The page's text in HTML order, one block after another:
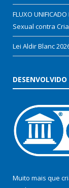
FLUXO
Sexual contra
Lei Aldir Blanc
Muito mais que